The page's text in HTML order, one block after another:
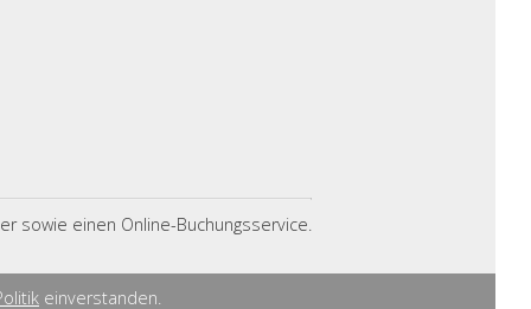
sowie einen Online-Buchungsservice.
einverstanden.